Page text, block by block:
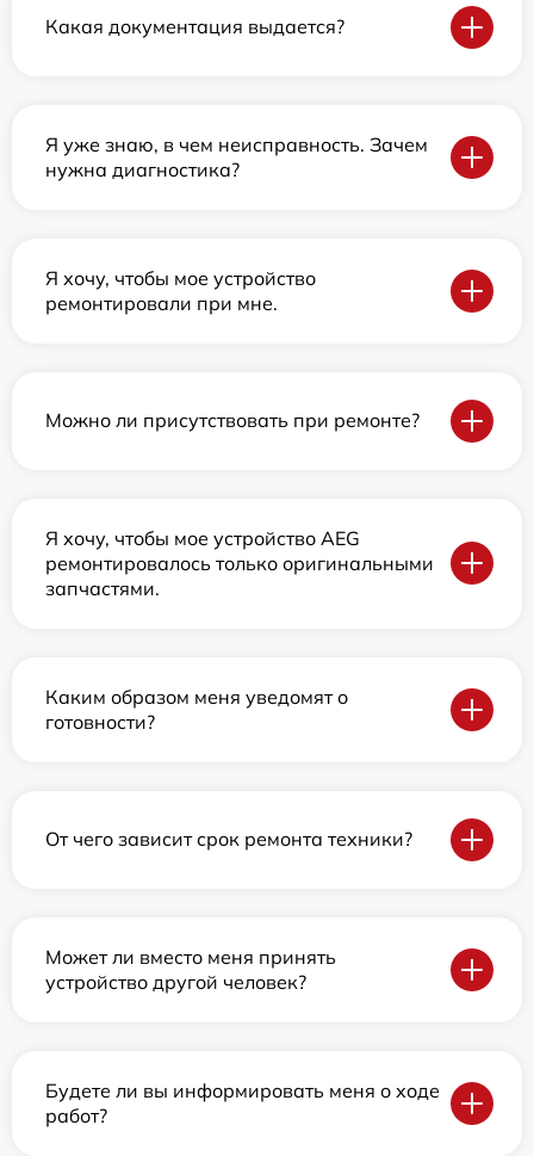
Какая документация выдается?
Я уже знаю, в чем неисправность. Зачем
нужна диагностика?
Я хочу, чтобы мое устройство
ремонтировали при мне.
Можно ли присутствовать при ремонте?
Я хочу, чтобы мое устройство AEG
ремонтировалось только оригинальными
запчастями.
Каким образом меня уведомят о
готовности?
От чего зависит срок ремонта техники?
Может ли вместо меня принять
устройство другой человек?
Будете ли вы информировать меня о ходе
работ?